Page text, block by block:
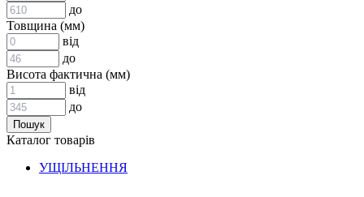
АДАПТЕРИ
КЛАПАНИ
КРАНИ, ДИВЕРТОРИ
до
Товщина (мм)
від
до
Висота фактична (мм)
від
до
Каталог товарів
УЩІЛЬНЕННЯ